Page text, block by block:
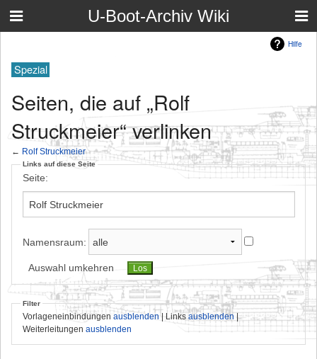
U-Boot-Archiv Wiki
Hilfe
Spezial
Seiten, die auf „Rolf
Struckmeier“ verlinken
← Rolf Struckmeier
Links auf diese Seite
Seite:
Namensraum:
Auswahl umkehren
Filter
Vorlageneinbindungen ausblenden| Linksausblenden|
Weiterleitungen ausblenden